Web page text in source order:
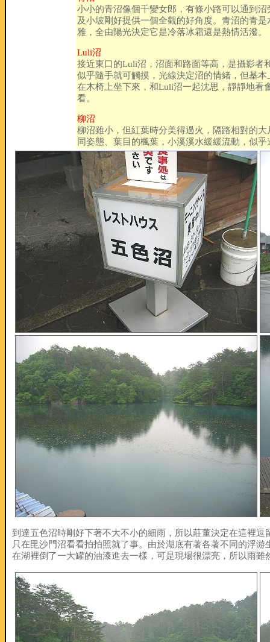
小小的青沼像個千變女郎，有條小路可以通到
及小坡剛好提供一個全觀的好角度。青沼的青
雅，全由陽光決定它是冷落冰霜還是熱情活潑。
Luli沼
接近東口的Luli沼，沼面和路面等高，是攝影者
似乎隨手就可觸摸，光線決定沼的情緒，但基
在木椅上坐下來，和Luli沼一起沈思，靜靜地看
看。
柳沼
柳沼雖小，但紅葉時分美得過火，隔路相對的
同姿態、葉目的楓葉，小溪溪水緩緩流動，似
到達五色沼時剛好下著不大不小的細雨，所以莊董決定在這裡
只在毘沙門沼看看拍拍照就了事。由於湖底有著各著不同的浮
在湖裡倒了一大罐的油漆進去一樣，可是現場很漂亮，所以雨